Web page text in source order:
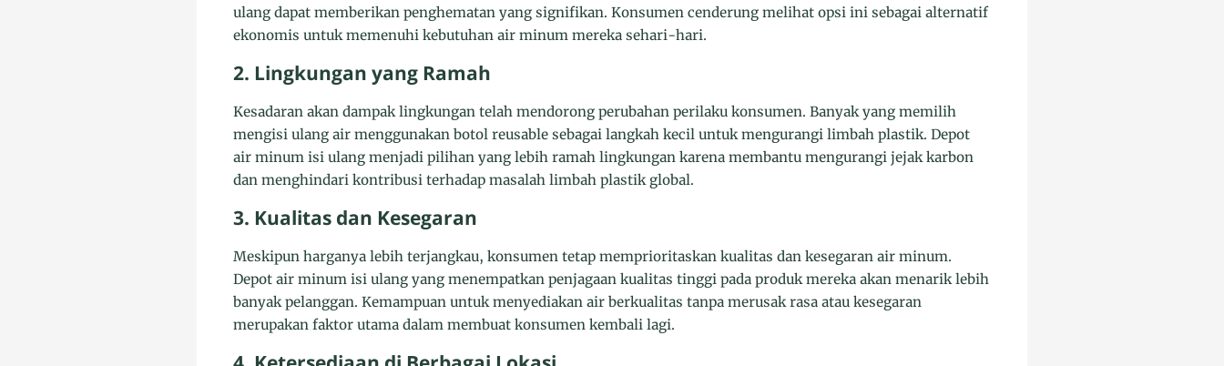
ulang dapat memberikan penghematan yang signifikan. Konsumen cenderung melihat opsi ini sebagai alternatif
ekonomis untuk memenuhi kebutuhan air minum mereka sehari-hari.
2. Lingkungan yang Ramah
Kesadaran akan dampak lingkungan telah mendorong perubahan perilaku konsumen. Banyak yang memilih
mengisi ulang air menggunakan botol reusable sebagai langkah kecil untuk mengurangi limbah plastik. Depot
air minum isi ulang menjadi pilihan yang lebih ramah lingkungan karena membantu mengurangi jejak karbon
dan menghindari kontribusi terhadap masalah limbah plastik global.
3. Kualitas dan Kesegaran
Meskipun harganya lebih terjangkau, konsumen tetap memprioritaskan kualitas dan kesegaran air minum.
Depot air minum isi ulang yang menempatkan penjagaan kualitas tinggi pada produk mereka akan menarik lebih
banyak pelanggan. Kemampuan untuk menyediakan air berkualitas tanpa merusak rasa atau kesegaran
merupakan faktor utama dalam membuat konsumen kembali lagi.